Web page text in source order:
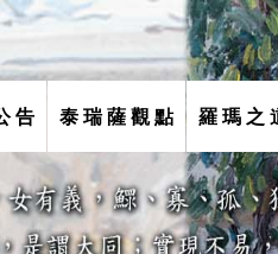
告 泰 瑞 薩 觀 點 羅 瑪 之